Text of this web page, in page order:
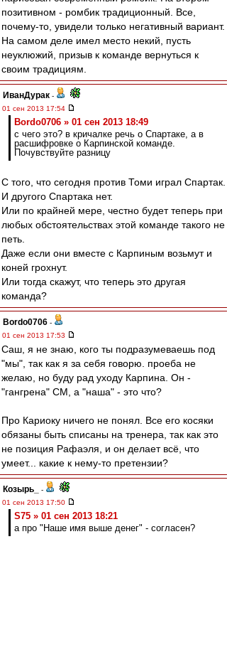
позитивном - ромбик традиционный. Все,
почему-то, увидели только негативный вариант.
На самом деле имел место некий, пусть
неуклюжий, призыв к команде вернуться к
своим традициям.
ИванДурак -
01 сен 2013 17:54
Bordo0706 » 01 сен 2013 18:49
с чего это? в кричалке речь о Спартаке, а в
расшифровке о Карпинской команде.
Почувствуйте разницу
С того, что сегодня против Томи играл Спартак.
И другого Спартака нет.
Или по крайней мере, честно будет теперь при
любых обстоятельствах этой команде такого не
петь.
Даже если они вместе с Карпиным возьмут и
коней грохнут.
Или тогда скажут, что теперь это другая
команда?
Bordo0706 -
01 сен 2013 17:53
Саш, я не знаю, кого ты подразумеваешь под
"мы", так как я за себя говорю. проеба не
желаю, но буду рад уходу Карпина. Он -
"гангрена" СМ, а "наша" - это что?
Про Кариоку ничего не понял. Все его косяки
обязаны быть списаны на тренера, так как это
не позиция Рафаэля, и он делает всё, что
умеет... какие к нему-то претензии?
Козырь_
-
01 сен 2013 17:50
S75 » 01 сен 2013 18:21
а про "Наше имя выше денег" - согласен?